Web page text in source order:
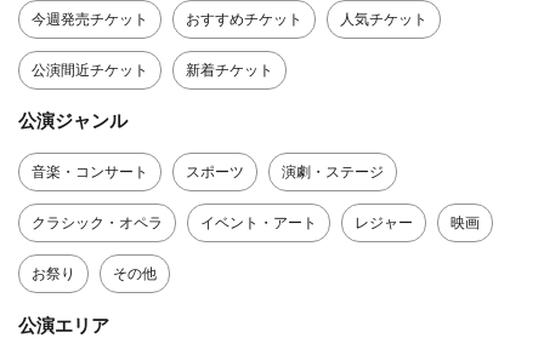
今週発売チケット おすすめチケット 人気チケット
公演間近チケット 新着チケット
公演ジャンル
音楽・コンサート スポーツ 演劇・ステージ
クラシック・オペラ イベント・アート レジャー 映画
お祭り その他
公演エリア